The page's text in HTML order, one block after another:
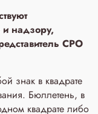
и надзору,
СРО
знак в квадрате
Бюллетень, в
квадрате либо